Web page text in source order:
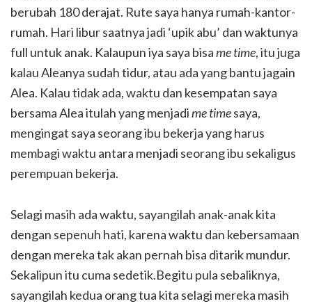
berubah 180 derajat. Rute saya hanya rumah-kantor-
rumah. Hari libur saatnya jadi ‘upik abu’ dan waktunya
full untuk anak. Kalaupun iya saya bisame time, itu juga
kalau Aleanya sudah tidur, atau ada yang bantu jagain
Alea. Kalau tidak ada, waktu dan kesempatan saya
bersama Alea itulah yang menjadime timesaya,
mengingat saya seorang ibu bekerja yang harus
membagi waktu antara menjadi seorang ibu sekaligus
perempuan bekerja.
Selagi masih ada waktu, sayangilah anak-anak kita
dengan sepenuh hati, karena waktu dan kebersamaan
dengan mereka tak akan pernah bisa ditarik mundur.
Sekalipun itu cuma sedetik.Begitu pula sebaliknya,
sayangilah kedua orang tua kita selagi mereka masih